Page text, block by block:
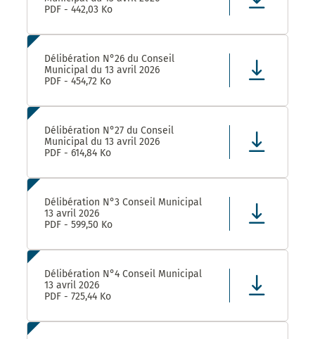
PDF - 442,03 Ko
Délibération N°26 du Conseil
Municipal du 13 avril 2026
PDF - 454,72 Ko
Délibération N°27 du Conseil
Municipal du 13 avril 2026
PDF - 614,84 Ko
Délibération N°3 Conseil Municipal
13 avril 2026
PDF - 599,50 Ko
Délibération N°4 Conseil Municipal
13 avril 2026
PDF - 725,44 Ko